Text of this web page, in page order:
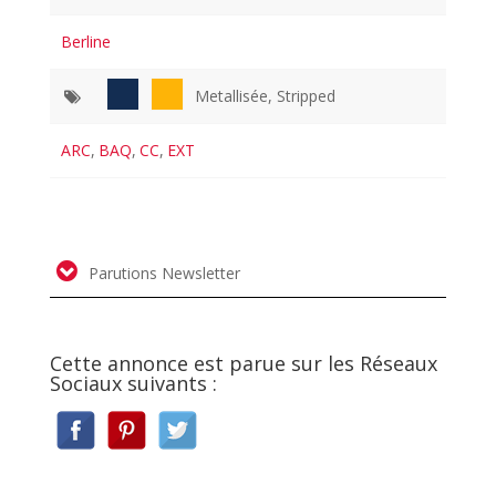
Berline
Metallisée, Stripped
ARC, BAQ, CC, EXT
Parutions Newsletter
Cette annonce est parue sur les Réseaux
Sociaux suivants :